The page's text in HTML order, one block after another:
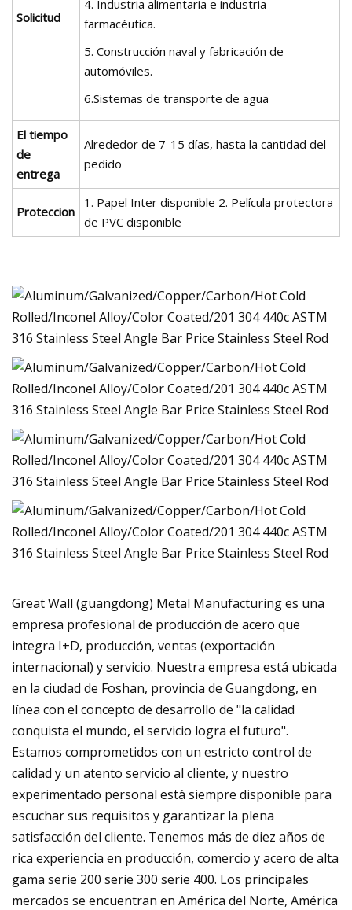
Solicitud
4. Industria alimentaria e industria
farmacéutica.
5. Construcción naval y fabricación de
automóviles.
6.Sistemas de transporte de agua
El tiempo
de
entrega
Alrededor de 7-15 días, hasta la cantidad del
pedido
Proteccion
1. Papel Inter disponible 2. Película protectora
de PVC disponible
Great Wall (guangdong) Metal Manufacturing es una
empresa profesional de producción de acero que
integra I+D, producción, ventas (exportación
internacional) y servicio. Nuestra empresa está ubicada
en la ciudad de Foshan, provincia de Guangdong, en
línea con el concepto de desarrollo de "la calidad
conquista el mundo, el servicio logra el futuro".
Estamos comprometidos con un estricto control de
calidad y un atento servicio al cliente, y nuestro
experimentado personal está siempre disponible para
escuchar sus requisitos y garantizar la plena
satisfacción del cliente. Tenemos más de diez años de
rica experiencia en producción, comercio y acero de alta
gama serie 200 serie 300 serie 400. Los principales
mercados se encuentran en América del Norte, América